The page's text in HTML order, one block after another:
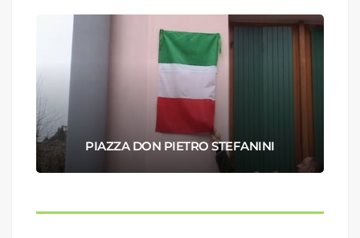
PIAZZA DON PIETRO STEFANINI